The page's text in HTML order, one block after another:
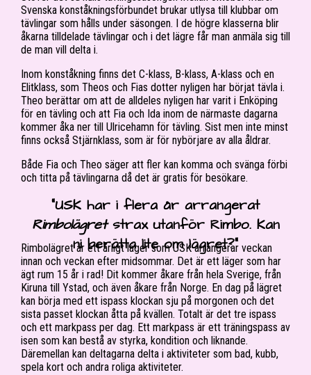
Svenska konståkningsförbundet brukar utlysa till klubbar om
tävlingar som hålls under säsongen. I de högre klasserna blir
åkarna tilldelade tävlingar och i det lägre får man anmäla sig till
de man vill delta i.
Inom konståkning finns det C-klass, B-klass, A-klass och en
Elitklass, som Theos och Fias dotter nyligen har börjat tävla i.
Theo berättar om att de alldeles nyligen har varit i Enköping
för en tävling och att Fia och Ida inom de närmaste dagarna
kommer åka ner till Ulricehamn för tävling. Sist men inte minst
finns också Stjärnklass, som är för nybörjare av alla åldrar.
Både Fia och Theo säger att fler kan komma och svänga förbi
och titta på tävlingarna då det är gratis för besökare.
“USK har i flera år arrangerat
Rimbolägretstrax utanför Rimbo. Kan
ni berätta lite om lägret?”
Rimbolägret är ett årligt läger som USK arrangerar veckan
innan och veckan efter midsommar. Det är ett läger som har
ägt rum 15 år i rad! Dit kommer åkare från hela Sverige, från
Kiruna till Ystad, och även åkare från Norge. En dag på lägret
kan börja med ett ispass klockan sju på morgonen och det
sista passet klockan åtta på kvällen. Totalt är det tre ispass
och ett markpass per dag. Ett markpass är ett träningspass av
isen som kan bestå av styrka, kondition och liknande.
Däremellan kan deltagarna delta i aktiviteter som bad, kubb,
spela kort och andra roliga aktiviteter.